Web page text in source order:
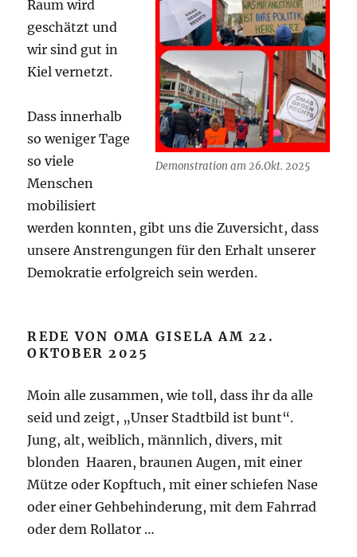
Demonstration am 26.Okt. 2025
Raum wird
geschätzt und
wir sind gut in
Kiel vernetzt.
Dass innerhalb
so weniger Tage
so viele
Menschen
mobilisiert
werden konnten, gibt uns die Zuversicht, dass
unsere Anstrengungen für den Erhalt unserer
Demokratie erfolgreich sein werden.
REDE VON OMA GISELA AM 22.
OKTOBER 2025
Moin alle zusammen, wie toll, dass ihr da alle
seid und zeigt, „Unser Stadtbild ist bunt“.
Jung, alt, weiblich, männlich, divers, mit
blonden Haaren, braunen Augen, mit einer
Mütze oder Kopftuch, mit einer schiefen Nase
oder einer Gehbehinderung, mit dem Fahrrad
oder dem Rollator …